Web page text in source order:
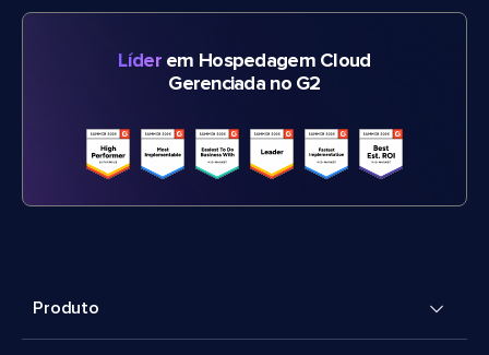
Líderem Hospedagem Cloud
Gerenciada no G2
Produto